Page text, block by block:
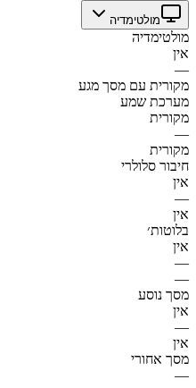
מולטימדיה
מולטימדיה
אין
—
מקורית עם מסך מגע
מערכת שמע
מקורית
—
מקורית
חיבור סלולרי
אין
—
אין
בלוטות׳
אין
—
—
מסך נוסע
אין
—
אין
מסך אחורי
—